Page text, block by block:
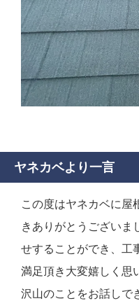
ヤネカベより一言
この度はヤネカベに屋
きありがとうございま
せすることができ、工
満足頂き大変嬉しく思
沢山のことをお話しで